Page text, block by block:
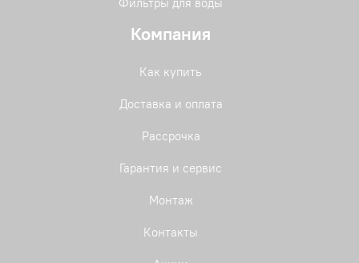
Компания
Как купить
Доставка и оплата
Рассрочка
Гарантия и сервис
Монтаж
Контакты